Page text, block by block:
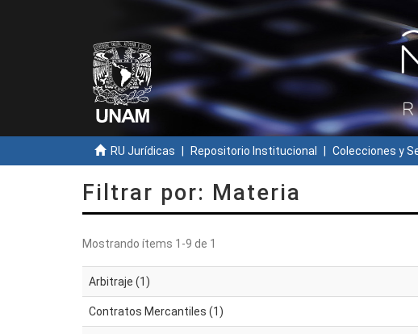
RU Jurídicas Repositorio Institucional Colecciones y
Filtrar por: Materia
Mostrando ítems 1-9 de 1
Arbitraje (1)
Contratos Mercantiles (1)